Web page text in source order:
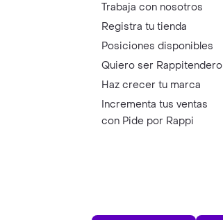
Trabaja con nosotros
Registra tu tienda
Posiciones disponibles
Quiero ser Rappitendero
Haz crecer tu marca
Incrementa tus ventas
con Pide por Rappi